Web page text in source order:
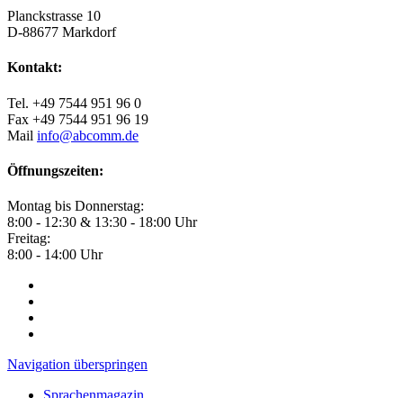
Planckstrasse 10
D-88677 Markdorf
Kontakt:
Tel. +49 7544 951 96 0
Fax +49 7544 951 96 19
Mail info@abcomm.de
Öffnungszeiten:
Montag bis Donnerstag:
8:00 - 12:30 & 13:30 - 18:00 Uhr
Freitag:
8:00 - 14:00 Uhr
Navigation überspringen